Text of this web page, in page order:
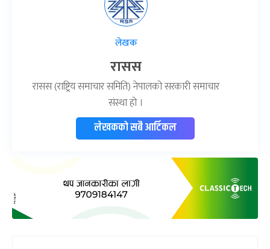
लेखक
रासस
रासस (राष्ट्रिय समाचार समिति) नेपालको सरकारी समाचार
संस्था हो ।
लेखकको सबै आर्टिकल